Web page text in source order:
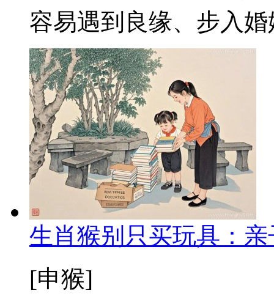
容易遇到良缘、步入
生肖猴别只买玩具：
[申猴]